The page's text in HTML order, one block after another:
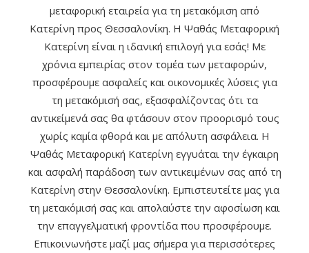
μεταφορική εταιρεία για τη μετακόμιση από
Κατερίνη προς Θεσσαλονίκη. Η Ψαθάς Μεταφορική
Κατερίνη είναι η ιδανική επιλογή για εσάς! Με
χρόνια εμπειρίας στον τομέα των μεταφορών,
προσφέρουμε ασφαλείς και οικονομικές λύσεις για
τη μετακόμισή σας, εξασφαλίζοντας ότι τα
αντικείμενά σας θα φτάσουν στον προορισμό τους
χωρίς καμία φθορά και με απόλυτη ασφάλεια. Η
Ψαθάς Μεταφορική Κατερίνη εγγυάται την έγκαιρη
και ασφαλή παράδοση των αντικειμένων σας από τη
Κατερίνη στην Θεσσαλονίκη. Εμπιστευτείτε μας για
τη μετακόμισή σας και απολαύστε την αφοσίωση και
την επαγγελματική φροντίδα που προσφέρουμε.
Επικοινωνήστε μαζί μας σήμερα για περισσότερες